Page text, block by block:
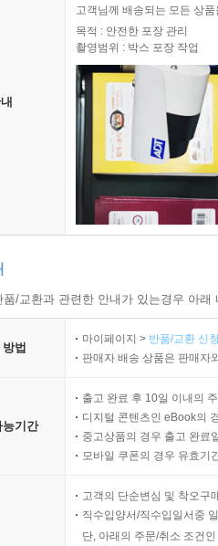
고객님께 배송되는 모든 상
목적 : 안전한 포장 관리
촬영범위 : 박스 포장 작업
/교환과 관련한 안내가 있는경우 아
법
마이페이지 > 반품/교환 신
판매자 배송 상품은 판매자
능기간
출고 완료 후 10일 이내의
디지털 콘텐츠인 eBook의
중고상품의 경우 출고 완료
모바일 쿠폰의 경우 유효기
고객의 단순변심 및 착오구
직수입양서/직수입일서중
단, 아래의 주문/취소 조건